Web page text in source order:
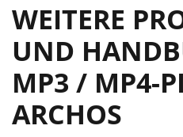
WEITERE
UND
MP3 / MP4-
ARCHOS